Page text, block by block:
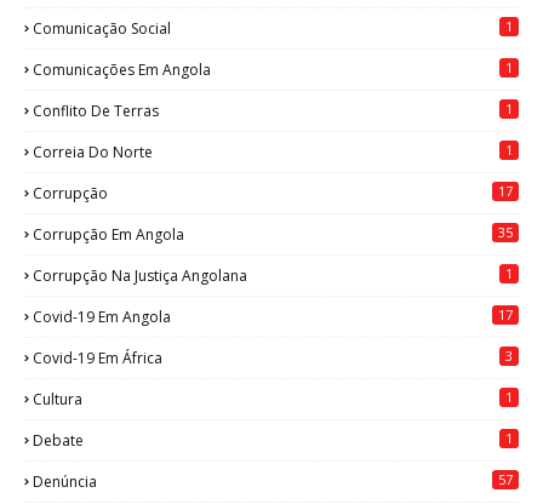
Comunicação Social 1
Comunicações Em Angola 1
Conflito De Terras 1
Correia Do Norte 1
Corrupção 17
Corrupção Em Angola 35
Corrupção Na Justiça Angolana 1
Covid-19 Em Angola 17
Covid-19 Em África 3
Cultura 1
Debate 1
Denúncia 57